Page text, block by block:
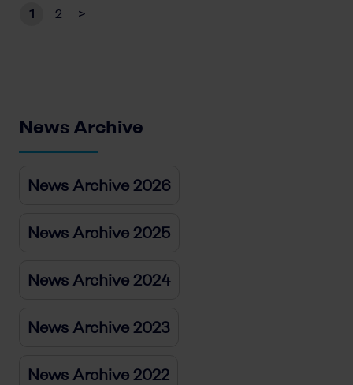
1 2 >
News Archive
News Archive 2026
News Archive 2025
News Archive 2024
News Archive 2023
News Archive 2022